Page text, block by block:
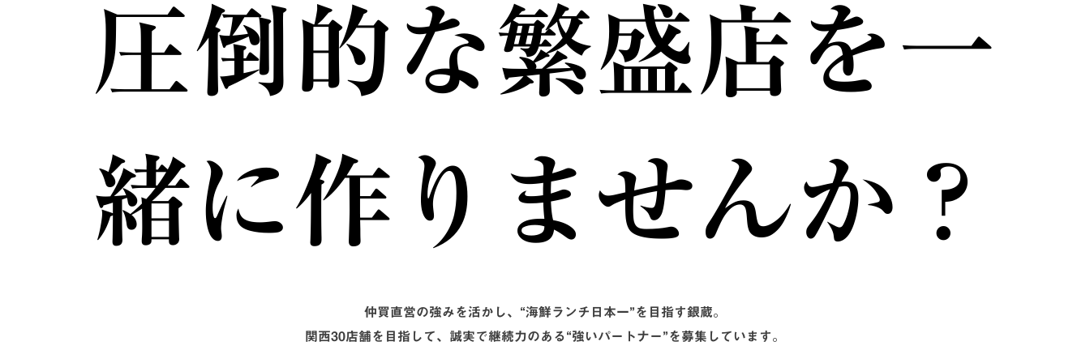
圧倒的な繁盛店を一
緒に作りませんか？
仲買直営の強みを活かし、“海鮮ランチ日本一”を目指す銀蔵。
関西30店舗を目指して、誠実で継続力のある“強いパートナー”を募集しています。